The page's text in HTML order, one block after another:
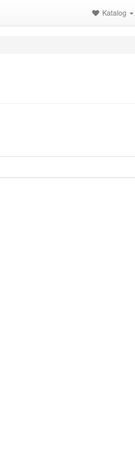
Katalog